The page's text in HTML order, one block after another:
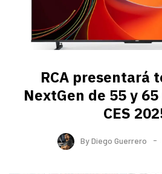
RCA presentará
NextGen de 55 y
CES
ByDiego Guerrero